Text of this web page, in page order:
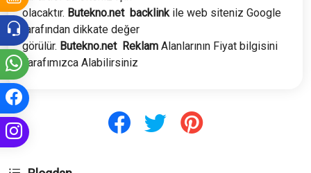
olacaktır. Butekno.net backlink ile web siteniz Google
tarafından dikkate değer
görülür. Butekno.net Reklam Alanlarının Fiyat bilgisini
Tarafımızca Alabilirsiniz